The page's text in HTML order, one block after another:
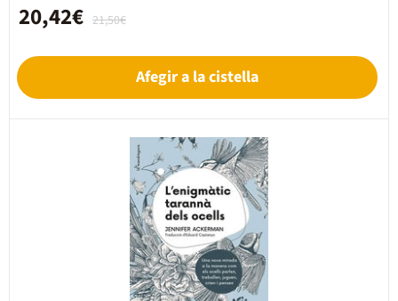
21,50€
20,42€
Afegir a la cistella